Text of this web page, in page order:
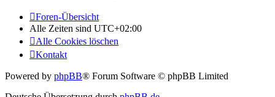
Foren-Übersicht
Alle Zeiten sind UTC+02:00
Alle Cookies löschen
Kontakt
Powered by phpBB® Forum Software © phpBB Limited